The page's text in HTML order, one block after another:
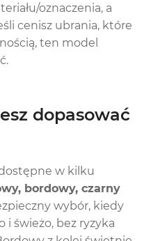
oznaczenia, a
cenisz ubrania, które
ten model
dopasować
w kilku
bordowy, czarny
wybór, kiedy
i świeżo, bez ryzyka